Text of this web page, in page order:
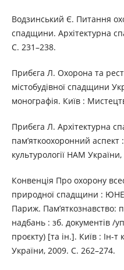
Водзинський Є. Питання
спадщини. Архітектурна
С. 231–238.
Прибєга Л. Охорона та
містобудівної спадщини
монографія. Київ :
Прибєга Л. Архітектурна
пам’яткоохоронний аспект
культурології НАМ
Конвенція Про охорону
природної спадщини :
Париж. Пам’яткознавство:
надбань : зб. документів /
проєкту) [та ін.]. Київ : Ін-т
України, 2009. С. 262–274.